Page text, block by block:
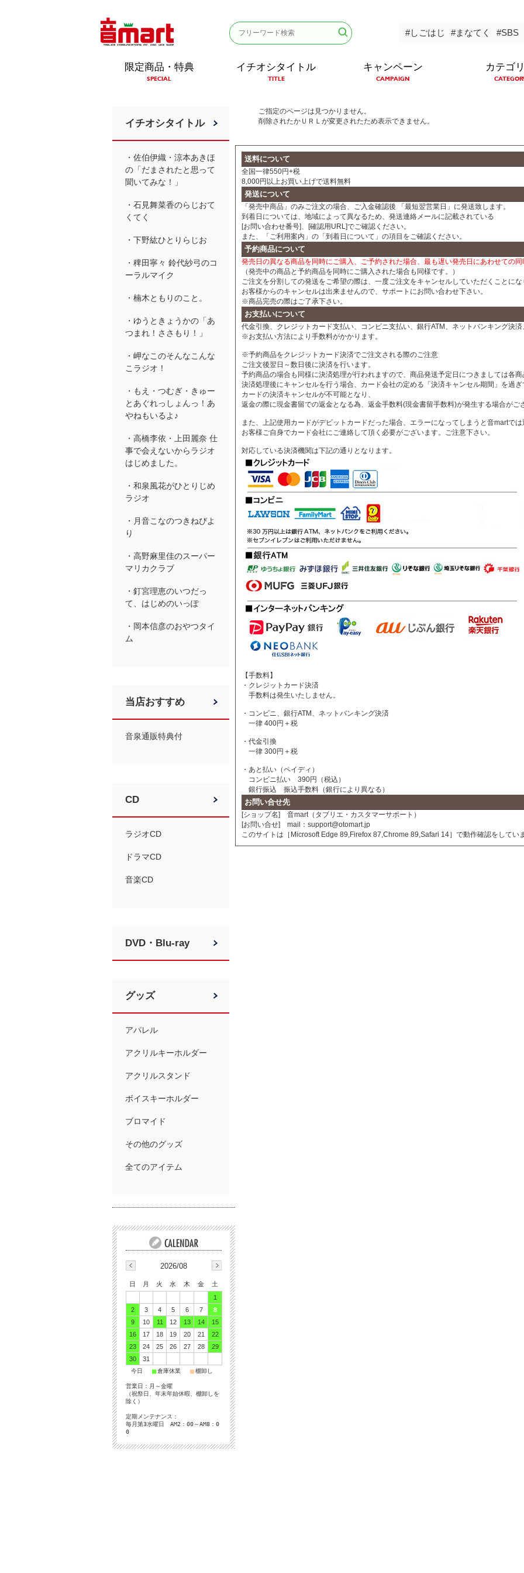
#しごはじ #まなてく #SBS
限定商品・特典
SPECIAL
イチオシタイトル
TITLE
キャンペーン
CAMPAIGN
カテゴ
ご指定のページは見つかりません。
削除されたかＵＲＬが変更されたため表示できません。
送料について
全国一律550円+税
8,000円以上お買い上げで送料無料
発送について
「発売中商品」のみご注文の場合、ご入金確認後 「最短翌営業日」に発送致します。
到着日については、地域によって異なるため、発送連絡メールに記載されている
[お問い合わせ番号]、[確認用URL]でご確認ください。
また、「ご利用案内」の「到着日について」の項目をご確認ください。
予約商品について
発売日の異なる商品を同時にご購入、ご予約された場合、最も遅い発売日にあわせての
（発売中の商品と予約商品を同時にご購入された場合も同様です。）
ご注文を分割しての発送をご希望の際は、一度ご注文をキャンセルしていただくことに
お客様からのキャンセルは出来ませんので、サポートにお問い合わせ下さい。
※商品完売の際はご了承下さい。
お支払いについて
代金引換、クレジットカード支払い、コンビニ支払い、銀行ATM、ネットバンキング決
※お支払い方法により手数料がかかります。
※予約商品をクレジットカード決済でご注文される際のご注意
ご注文後翌日～数日後に決済を行います。
予約商品の場合も同様に決済処理が行われますので、商品発送予定日につきましては各
決済処理後にキャンセルを行う場合、カード会社の定める「決済キャンセル期間」を過
カードの決済キャンセルが不可能となり、
返金の際に現金書留での返金となる為、返金手数料(現金書留手数料)が発生する場合がご
また、上記使用カードがデビットカードだった場合、エラーになってしまうと音martで
お客様ご自身でカード会社にご連絡して頂く必要がございます。ご注意下さい。
対応している決済機関は下記の通りとなります。
【手数料】
・クレジットカード決済
手数料は発生いたしません。
・コンビニ、銀行ATM、ネットバンキング決済
一律 400円＋税
・代金引換
一律 300円＋税
・あと払い（ペイディ）
コンビニ払い 390円（税込）
銀行振込 振込手数料（銀行により異なる）
お問い合せ先
[ショップ名] 音mart（タブリエ・カスタマーサポート）
[お問い合せ] mail：support@otomart.jp
このサイトは［Microsoft Edge 89,Firefox 87,Chrome 89,Safari 14］で動作確認をしてい
イチオシタイトル
・佐伯伊織・涼本あきほ
の「だまされたと思って
聞いてみな！」
・石見舞菜香のらじおて
くてく
・下野紘ひとりらじお
・稗田寧々 鈴代紗弓のコ
ーラルマイク
・楠木ともりのこと。
・ゆうときょうかの「あ
つまれ！ささもり！」
・岬なこのそんなこんな
こラジオ！
・もえ・つむぎ・きゅー
とあぐれっしょんっ！あ
やねもいるよ♪
・高橋李依・上田麗奈 仕
事で会えないからラジオ
はじめました。
・和泉風花がひとりじめ
ラジオ
・月音こなのつきねびよ
り
・高野麻里佳のスーパー
マリカクラブ
・釘宮理恵のいつだっ
て、はじめのいっぽ
・岡本信彦のおやつタイ
ム
当店おすすめ
音泉通販特典付
CD
ラジオCD
ドラマCD
音楽CD
DVD・Blu-ray
グッズ
アパレル
アクリルキーホルダー
アクリルスタンド
ボイスキーホルダー
ブロマイド
その他のグッズ
全てのアイテム
2026/08
日 月 火 水 木 金
土
1
2
3 4 5 6 7
8
9
10 11 12 13 14
15
16
17 18 19 20 21
22
23
24 25 26 27 28
29
30
31
今日 ■倉庫休業 ■棚卸し
営業日：月～金曜
（祝祭日、年末年始休暇、棚卸しを
除く）
定期メンテナンス：
毎月第3水曜日 AM2：00～AM8：0
0